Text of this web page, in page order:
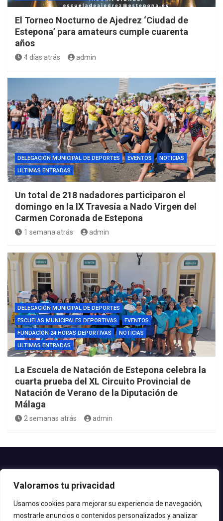
Valoramos tu privacidad
Usamos cookies para mejorar su experiencia de navegación,
mostrarle anuncios o contenidos personalizados y analizar
El Torneo Nocturno de Ajedrez ‘Ciudad de
Estepona’ para amateurs cumple cuarenta
años
4 días atrás admin
DELEGACIÓN MUNICIPAL DE DEPORTES EVENTOS
NOTICIAS
ULTIMAS ENTRADAS
Un total de 218 nadadores participaron el
domingo en la IX Travesía a Nado Virgen del
Carmen Coronada de Estepona
1 semana atrás admin
DELEGACIÓN MUNICIPAL DE DEPORTES
ESCUELAS MUNICIPALES DEPORTIVAS
EVENTOS
FUNDACIÓN 24 HORAS DEPORTIVAS
NOTICIAS
ULTIMAS ENTRADAS
La Escuela de Natación de Estepona celebra la
cuarta prueba del XL Circuito Provincial de
Natación de Verano de la Diputación de
Málaga
2 semanas atrás admin
Teléfono: 952.80.24.44
© 2020 Delegación de Deportes